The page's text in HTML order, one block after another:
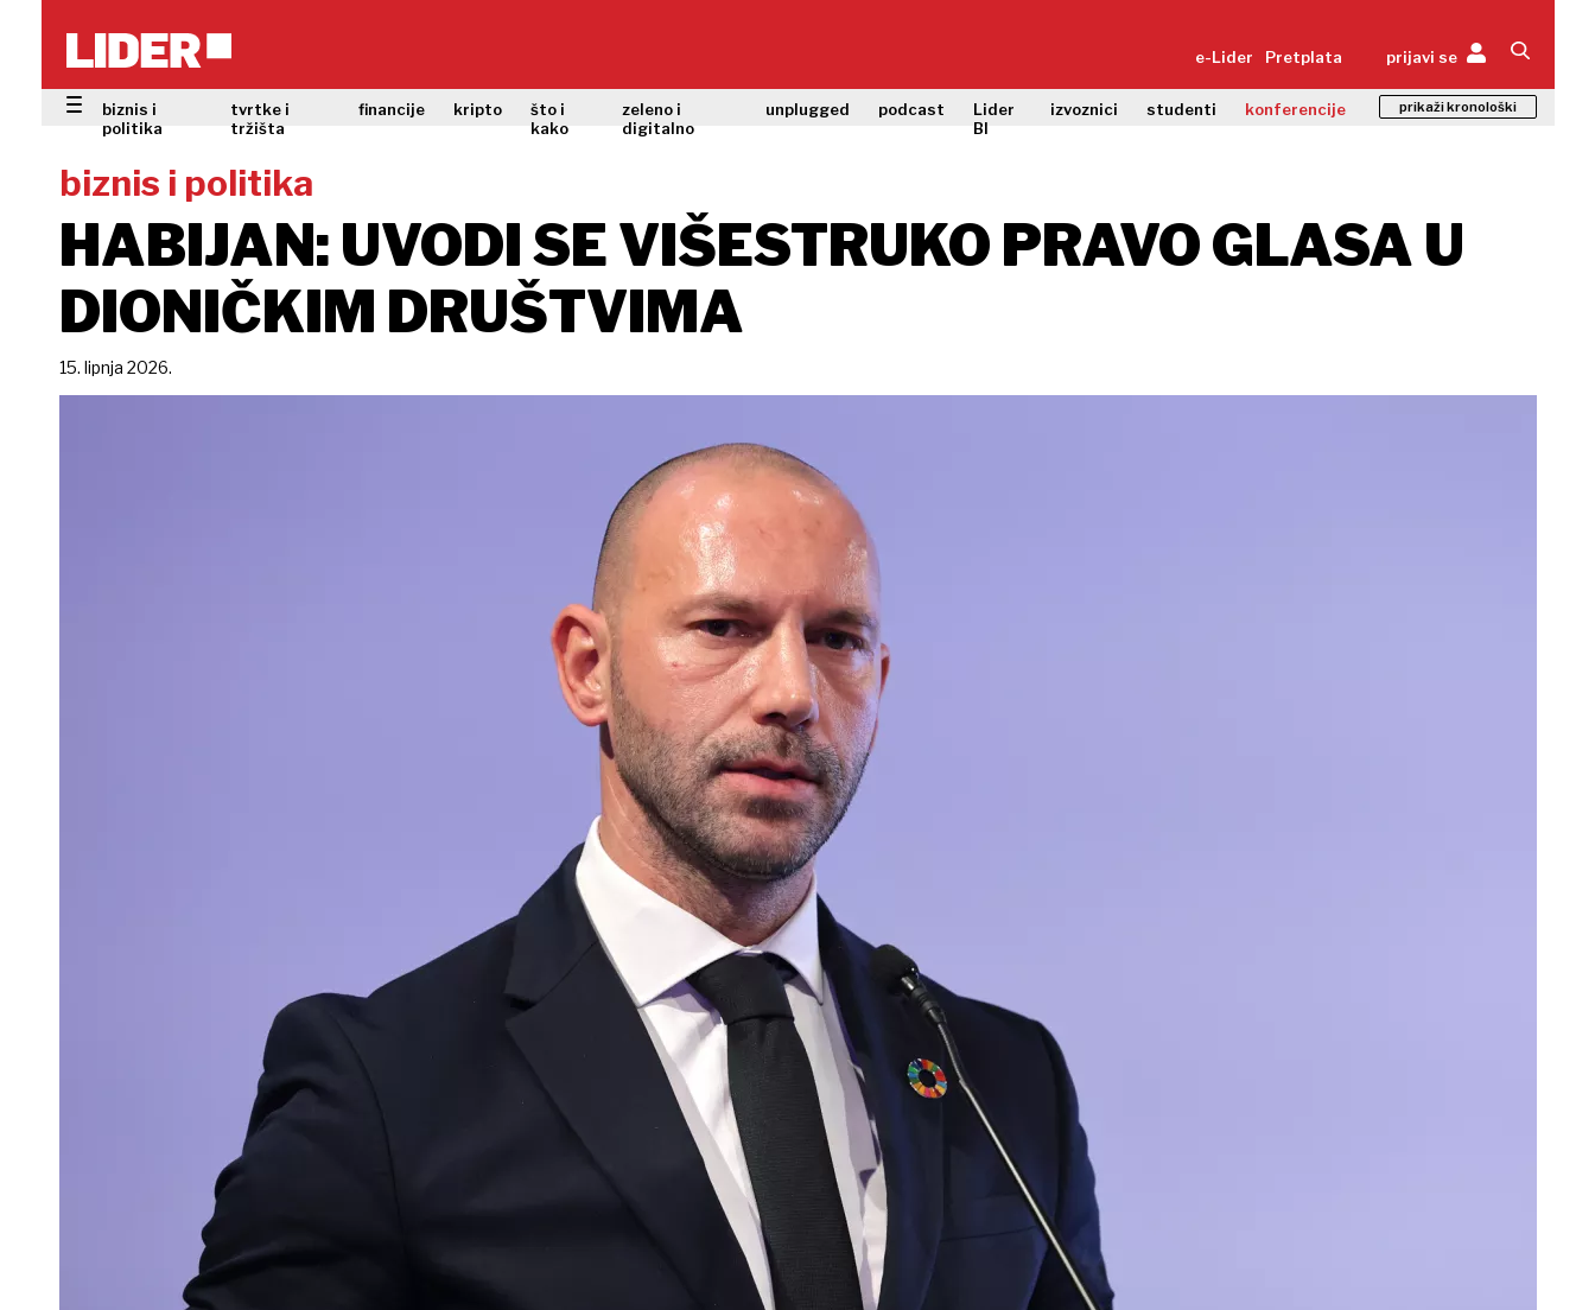
e-Lider Pretplata prijavi se
biznis i
politika
tvrtke i
tržišta
financije kripto
što i
kako
zeleno i
digitalno
unplugged podcast
Lider
BI
izvoznici studenti konferencije prikaži kronološki
biznis i politika
HABIJAN: UVODI SE VIŠESTRUKO PRAVO GLASA U
DIONIČKIM DRUŠTVIMA
15. lipnja 2026.